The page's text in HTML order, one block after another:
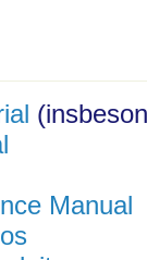
Manual